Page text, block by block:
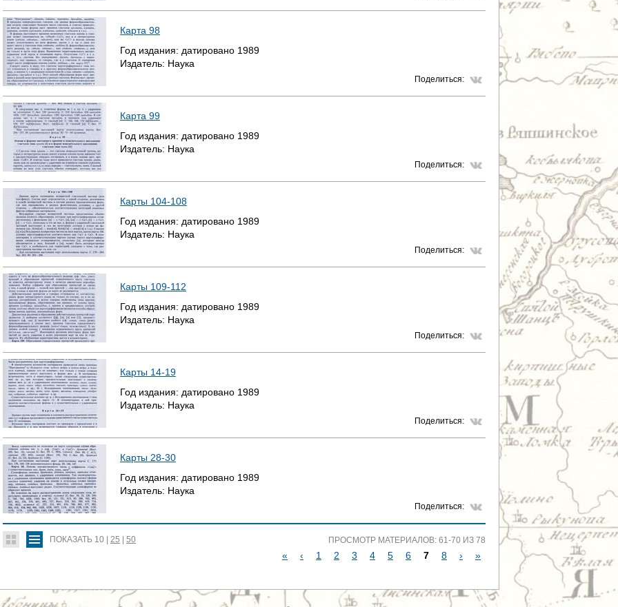
Карта 98
Год издания: датировано 1989
Издатель: Наука
Поделиться:
Карта 99
Год издания: датировано 1989
Издатель: Наука
Поделиться:
Карты 104-108
Год издания: датировано 1989
Издатель: Наука
Поделиться:
Карты 109-112
Год издания: датировано 1989
Издатель: Наука
Поделиться:
Карты 14-19
Год издания: датировано 1989
Издатель: Наука
Поделиться:
Карты 28-30
Год издания: датировано 1989
Издатель: Наука
Поделиться:
ПОКАЗАТЬ 10 25 50 ПРОСМОТР МАТЕРИАЛОВ: 61-70 ИЗ 78
« ‹ 1 2 3 4 5 6 7 8 › »